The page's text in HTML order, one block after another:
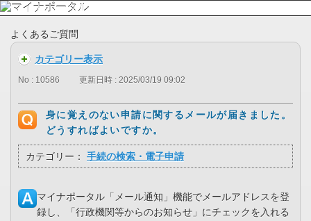
よくあるご質問
カテゴリー表示
No : 10586 更新日時 : 2025/03/19 09:02
身に覚えのない申請に関するメールが届きました。
どうすればよいですか。
カテゴリー： 手続の検索・電子申請
マイナポータル「メール通知」機能でメールアドレスを登
録し、「行政機関等からのお知らせ」にチェックを入れる